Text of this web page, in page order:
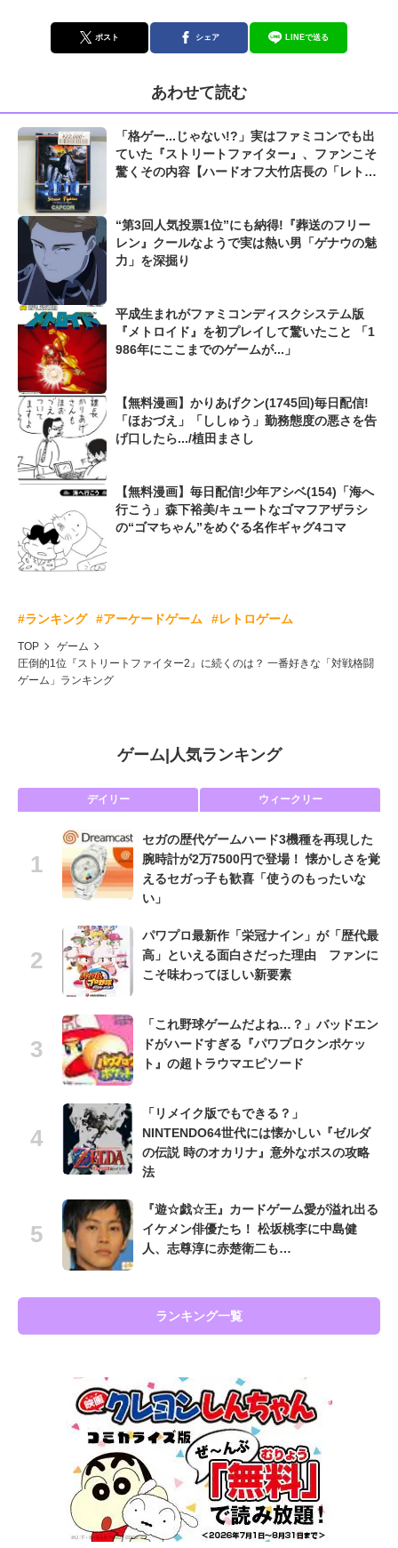
ポスト シェア LINEで送る
あわせて読む
「格ゲー...じゃない!?」実はファミコンでも出
ていた『ストリートファイター』、ファンこそ
驚くその内容【ハードオフ大竹店長の「レトロ
“第3回人気投票1位”にも納得!『葬送のフリー
レン』クールなようで実は熱い男「ゲナウの魅
力」を深掘り
平成生まれがファミコンディスクシステム版
『メトロイド』を初プレイして驚いたこと 「1
986年にここまでのゲームが...」
【無料漫画】かりあげクン(1745回)毎日配信!
「ほおづえ」「ししゅう」勤務態度の悪さを告
げ口したら.../植田まさし
【無料漫画】毎日配信!少年アシベ(154)「海へ
行こう」森下裕美/キュートなゴマフアザラシ
の“ゴマちゃん”をめぐる名作ギャグ4コマ
#ランキング #アーケードゲーム #レトロゲーム
TOP
ゲーム
圧倒的1位『ストリートファイター2』に続くのは？ 一番好きな「対戦格闘
ゲーム」ランキング
ゲーム| 人気ランキング
デイリー ウィークリー
セガの歴代ゲームハード3機種を再現した
腕時計が2万7500円で登場！ 懐かしさを覚
えるセガっ子も歓喜「使うのもったいな
い」
パワプロ最新作「栄冠ナイン」が「歴代最
高」といえる面白さだった理由 ファンに
こそ味わってほしい新要素
「これ野球ゲームだよね…？」バッドエン
ドがハードすぎる『パワプロクンポケッ
ト』の超トラウマエピソード
「リメイク版でもできる？」
NINTENDO64世代には懐かしい『ゼルダ
の伝説 時のオカリナ』意外なボスの攻略
法
『遊☆戯☆王』カードゲーム愛が溢れ出る
イケメン俳優たち！ 松坂桃李に中島健
人、志尊淳に赤楚衛二も…
ランキング一覧